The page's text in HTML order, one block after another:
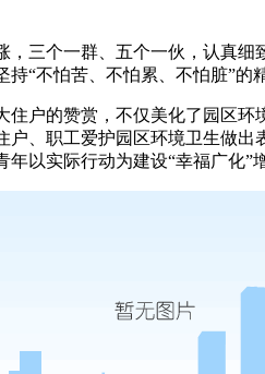
，三个一群、五个一伙，认真
持“不怕苦、不怕累、不怕脏”
住户的赞赏，不仅美化了园区
户、职工爱护园区环境卫生做
年以实际行动为建设“幸福广化”